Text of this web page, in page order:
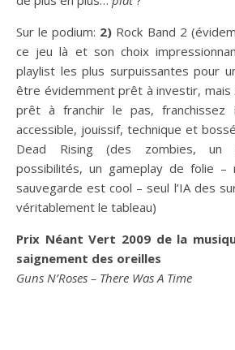
Sur le podium: 2) Rock Band 2
ce jeu là et son choix
playlist les plus surpuissantes pour
être évidemment prêt à investir, mais
prêt à franchir le pas,
accessible, jouissif, technique et
Dead Rising (des zombies, un
possibilités, un gameplay de folie
sauvegarde est cool – seul l’IA des
véritablement le tableau)
Prix Néant Vert 2009 de la
saignement des oreilles
Guns N’Roses – There Was A Time